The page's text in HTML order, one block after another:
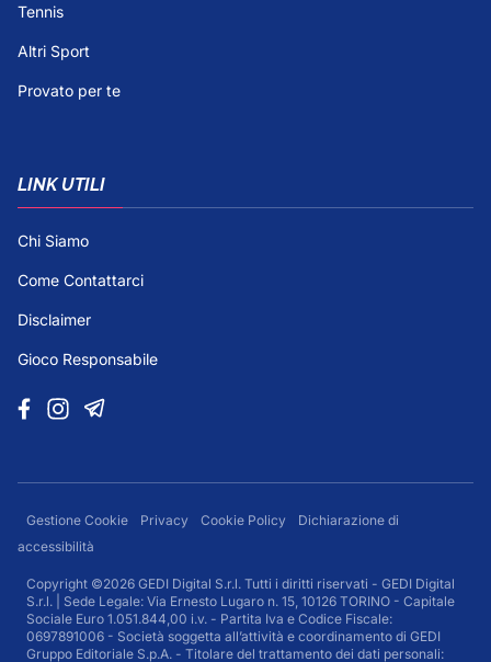
Tennis
Altri Sport
Provato per te
LINK UTILI
Chi Siamo
Come Contattarci
Disclaimer
Gioco Responsabile
Gestione Cookie Privacy Cookie Policy
Dichiarazione di
accessibilità
Copyright ©2026 GEDI Digital S.r.l. Tutti i diritti riservati - GEDI Digital
S.r.l. | Sede Legale: Via Ernesto Lugaro n. 15, 10126 TORINO - Capitale
Sociale Euro 1.051.844,00 i.v. - Partita Iva e Codice Fiscale:
0697891006 - Società soggetta all’attività e coordinamento di GEDI
Gruppo Editoriale S.p.A. - Titolare del trattamento dei dati personali: